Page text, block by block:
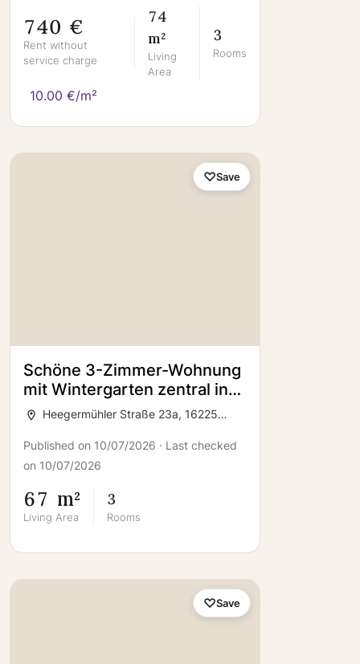
740 €
Rent without
service charge
74
m²
Living
Area
3
Rooms
10.00 €/m²
Schöne 3-Zimmer-Wohnung
mit Wintergarten zentral in
Eberswalde
Heegermühler Straße 23a, 16225
Published on 10/07/2026 · Last checked
on 10/07/2026
67 m²
Living Area
3
Rooms
Save
Save